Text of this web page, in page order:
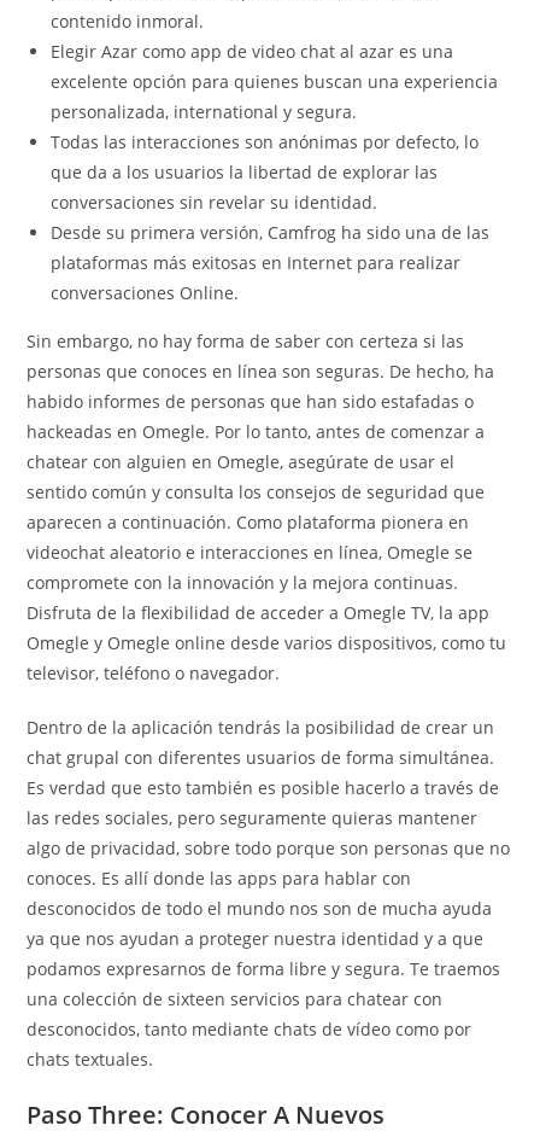
contenido inmoral.
Elegir Azar como app de video chat al azar es una
excelente opción para quienes buscan una experiencia
personalizada, international y segura.
Todas las interacciones son anónimas por defecto, lo
que da a los usuarios la libertad de explorar las
conversaciones sin revelar su identidad.
Desde su primera versión, Camfrog ha sido una de las
plataformas más exitosas en Internet para realizar
conversaciones Online.
Sin embargo, no hay forma de saber con certeza si las
personas que conoces en línea son seguras. De hecho, ha
habido informes de personas que han sido estafadas o
hackeadas en Omegle. Por lo tanto, antes de comenzar a
chatear con alguien en Omegle, asegúrate de usar el
sentido común y consulta los consejos de seguridad que
aparecen a continuación. Como plataforma pionera en
videochat aleatorio e interacciones en línea, Omegle se
compromete con la innovación y la mejora continuas.
Disfruta de la flexibilidad de acceder a Omegle TV, la app
Omegle y Omegle online desde varios dispositivos, como tu
televisor, teléfono o navegador.
Dentro de la aplicación tendrás la posibilidad de crear un
chat grupal con diferentes usuarios de forma simultánea.
Es verdad que esto también es posible hacerlo a través de
las redes sociales, pero seguramente quieras mantener
algo de privacidad, sobre todo porque son personas que no
conoces. Es allí donde las apps para hablar con
desconocidos de todo el mundo nos son de mucha ayuda
ya que nos ayudan a proteger nuestra identidad y a que
podamos expresarnos de forma libre y segura. Te traemos
una colección de sixteen servicios para chatear con
desconocidos, tanto mediante chats de vídeo como por
chats textuales.
Paso Three: Conocer A Nuevos